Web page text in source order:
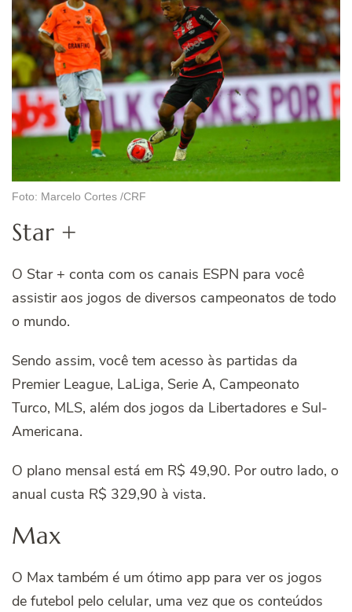
Foto: Marcelo Cortes /CRF
Star +
O Star + conta com os canais ESPN para você
assistir aos jogos de diversos campeonatos de todo
o mundo.
Sendo assim, você tem acesso às partidas da
Premier League, LaLiga, Serie A, Campeonato
Turco, MLS, além dos jogos da Libertadores e Sul-
Americana.
O plano mensal está em R$ 49,90. Por outro lado, o
anual custa R$ 329,90 à vista.
Max
O Max também é um ótimo app para ver os jogos
de futebol pelo celular, uma vez que os conteúdos